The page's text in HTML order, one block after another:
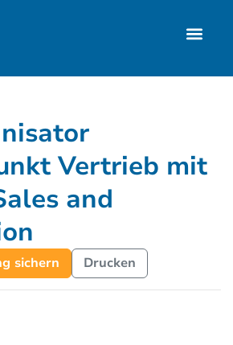
Vertrieb mit
and
sichern Drucken